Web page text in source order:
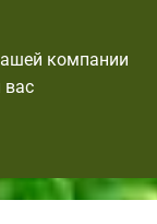
компании
вас